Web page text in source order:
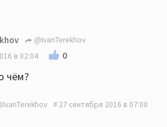
@IvanTerekhov
в 02:04
0
чём?
27 сентября 2016 в 07:00